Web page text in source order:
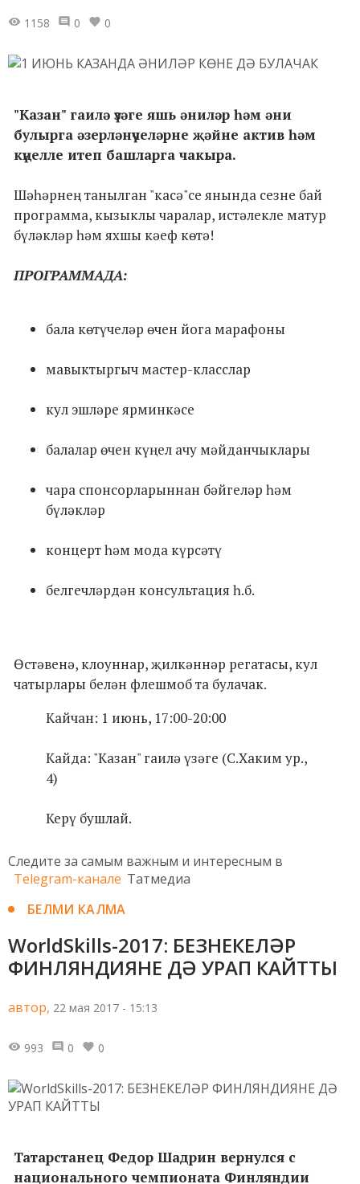
1158 0 0
"Казан" гаилә үзәге яшь әниләр һәм әни
булырга әзерләнүчеләрне җәйне актив һәм
күңелле итеп башларга чакыра.
Шәһәрнең танылган "касә"се янында сезне бай
программа, кызыклы чаралар, истәлекле матур
бүләкләр һәм яхшы кәеф көтә!
ПРОГРАММАДА:
бала көтүчеләр өчен йога марафоны
мавыктыргыч мастер-класслар
кул эшләре ярминкәсе
балалар өчен күңел ачу мәйданчыклары
чара спонсорларыннан бәйгеләр һәм
бүләкләр
концерт һәм мода күрсәтү
белгечләрдән консультация һ.б.
Өстәвенә, клоуннар, җилкәннәр регатасы, кул
чатырлары белән флешмоб та булачак.
Кайчан: 1 июнь, 17:00-20:00
Кайда: "Казан" гаилә үзәге (С.Хаким ур.,
4)
Керү бушлай.
Следите за самым важным и интересным в
Telegram-канале Татмедиа
БЕЛМИ КАЛМА
WorldSkills-2017: БЕЗНЕКЕЛӘР
ФИНЛЯНДИЯНЕ ДӘ УРАП КАЙТТЫ
автор, 22 мая 2017 - 15:13
993 0 0
Татарстанец Федор Шадрин вернулся с
национального чемпионата Финляндии